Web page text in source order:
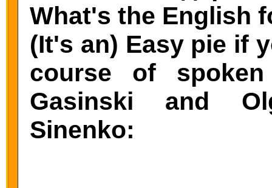
What's the English
(It's an) Easy pie if
course of
Gasinski and
Sinenko: